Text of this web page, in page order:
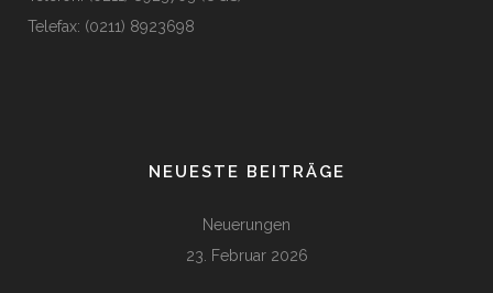
Telefax: (0211) 8923698
NEUESTE BEITRÄGE
Neuerungen
23. Februar 2026